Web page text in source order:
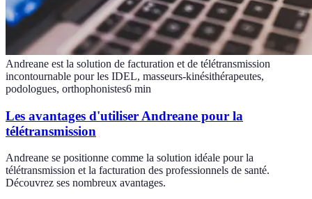
Andreane est la solution de facturation et de télétransmission
incontournable pour les IDEL, masseurs-kinésithérapeutes,
podologues, orthophonistes6 min
Les avantages d'utiliser Andreane pour la
télétransmission
Andreane se positionne comme la solution idéale pour la
télétransmission et la facturation des professionnels de santé.
Découvrez ses nombreux avantages.